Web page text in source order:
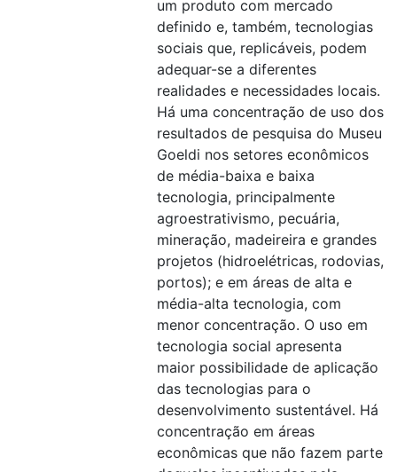
um produto com mercado
definido e, também, tecnologias
sociais que, replicáveis, podem
adequar-se a diferentes
realidades e necessidades locais.
Há uma concentração de uso dos
resultados de pesquisa do Museu
Goeldi nos setores econômicos
de média-baixa e baixa
tecnologia, principalmente
agroestrativismo, pecuária,
mineração, madeireira e grandes
projetos (hidroelétricas, rodovias,
portos); e em áreas de alta e
média-alta tecnologia, com
menor concentração. O uso em
tecnologia social apresenta
maior possibilidade de aplicação
das tecnologias para o
desenvolvimento sustentável. Há
concentração em áreas
econômicas que não fazem parte